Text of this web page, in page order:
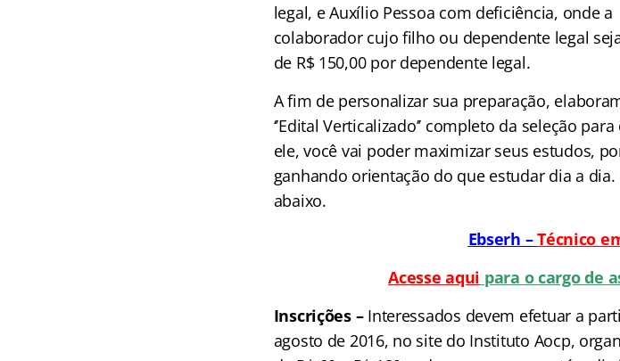
legal, e Auxílio Pessoa com deficiência, onde
colaborador cujo filho ou dependente legal
de R$ 150,00 por dependente legal.
A fim de personalizar sua preparação,
‘’Edital Verticalizado’’ completo da seleção
ele, você vai poder maximizar seus estudos,
ganhando orientação do que estudar dia a
abaixo.
Ebserh –Técnico
Acesse aqui para o cargo de
Inscrições –Interessados devem efetuar a
agosto de 2016, no site do Instituto Aocp,